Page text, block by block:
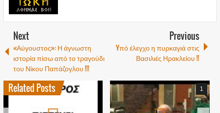
Next
«Αύγουστος»: Η άγνωστη
ιστορία πίσω από το τραγούδι
του Νίκου Παπάζογλου !!!
Previous
Yπό έλεγχο η πυρκαγιά στις
Βασιλιές Ηρακλείου !!
Related Posts 1